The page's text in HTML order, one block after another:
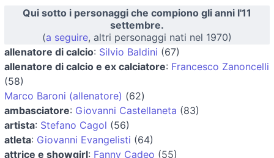
Qui sotto i personaggi che compiono gli anni l'11
settembre.
(a seguire, altri personaggi nati nel 1970)
allenatore di calcio: Silvio Baldini (67)
allenatore di calcio e ex calciatore: Francesco Zanoncelli
(58)
Marco Baroni (allenatore) (62)
ambasciatore: Giovanni Castellaneta (83)
artista: Stefano Cagol (56)
atleta: Giovanni Evangelisti (64)
attrice e showgirl: Fanny Cadeo (55)